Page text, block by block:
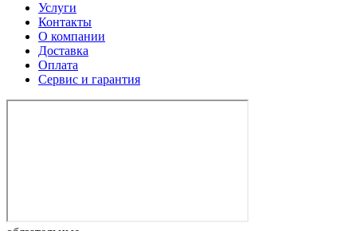
Услуги
Контакты
О компании
Доставка
Оплата
Сервис и гарантия